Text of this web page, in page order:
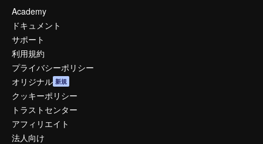
Academy
ドキュメント
サポート
利用規約
プライバシーポリシー
オリジナル 新規
クッキーポリシー
トラストセンター
アフィリエイト
法人向け